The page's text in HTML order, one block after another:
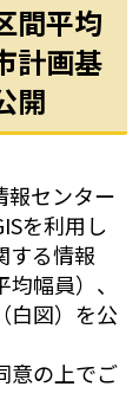
間平均
計画基
開
報センター
を利用し
する情報
幅員）、
白図）を公
意の上でご